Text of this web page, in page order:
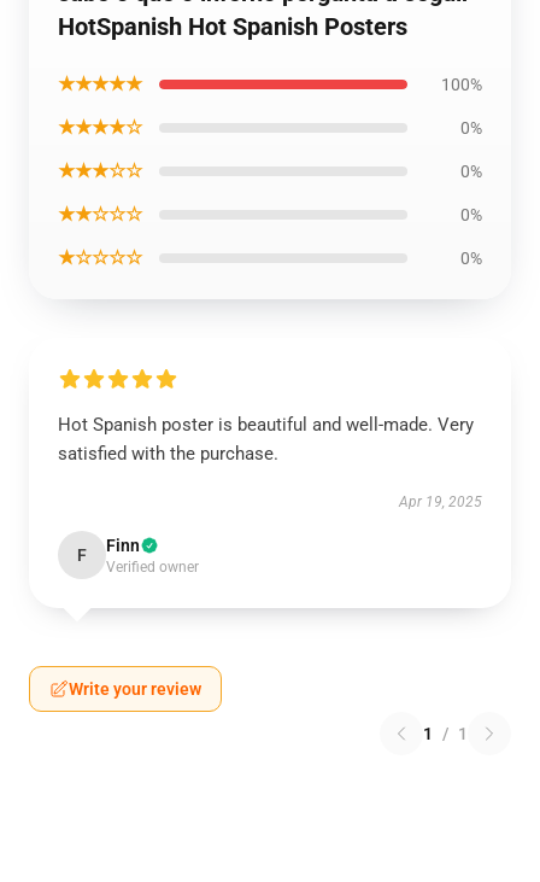
HotSpanish Hot Spanish Posters
★★★★★ 100%
★★★★☆ 0%
★★★☆☆ 0%
★★☆☆☆ 0%
★☆☆☆☆ 0%
Hot Spanish poster is beautiful and well-made. Very
satisfied with the purchase.
Apr 19, 2025
F Finn
Verified owner
Write your review
1 / 1